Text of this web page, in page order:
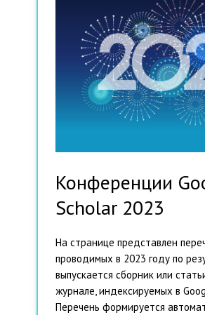
Конференции
Scholar 2023
На странице представлен
проводимых в 2023 году по
выпускается сборник или
журнале, индексируемых в
Перечень формируется